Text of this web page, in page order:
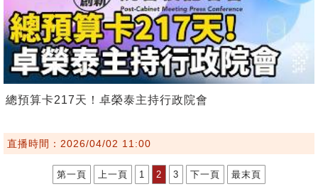
總預算卡217天！卓榮泰主持行政院會
直播時間：2026/04/02 11:00
第一頁 上一頁 1 2 3 下一頁 最末頁